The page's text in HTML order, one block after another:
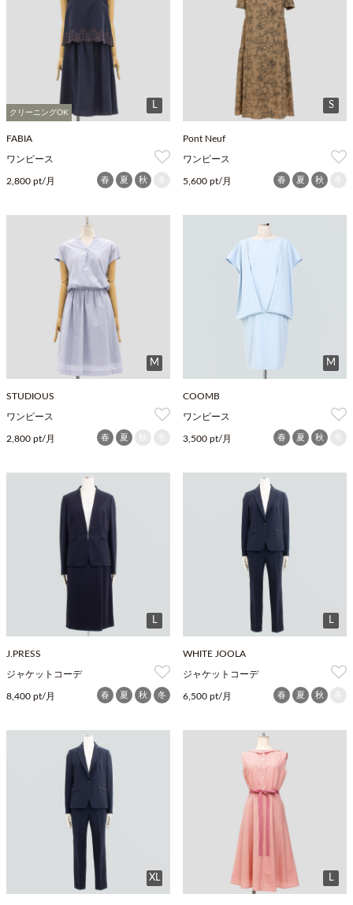
クリーニングOK
L
FABIA
ワンピース
2,800 pt/月 春 夏 秋
S
Pont Neuf
ワンピース
5,600 pt/月 春 夏 秋
M
STUDIOUS
ワンピース
2,800 pt/月 春 夏
M
COOMB
ワンピース
3,500 pt/月 春 夏 秋
L
J.PRESS
ジャケットコーデ
8,400 pt/月 春 夏 秋 冬
L
WHITE JOOLA
ジャケットコーデ
6,500 pt/月 春 夏 秋
XL L